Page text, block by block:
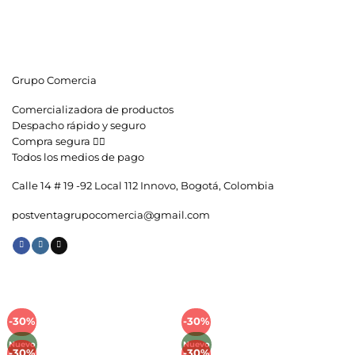
Grupo Comercia
Comercializadora de productos
Despacho rápido y seguro
Compra segura 👇🏼
Todos los medios de pago
Calle 14 # 19 -92 Local 112 Innovo, Bogotá, Colombia
postventagrupocomercia@gmail.com
-30%
Nuevo
-30%
Nuevo